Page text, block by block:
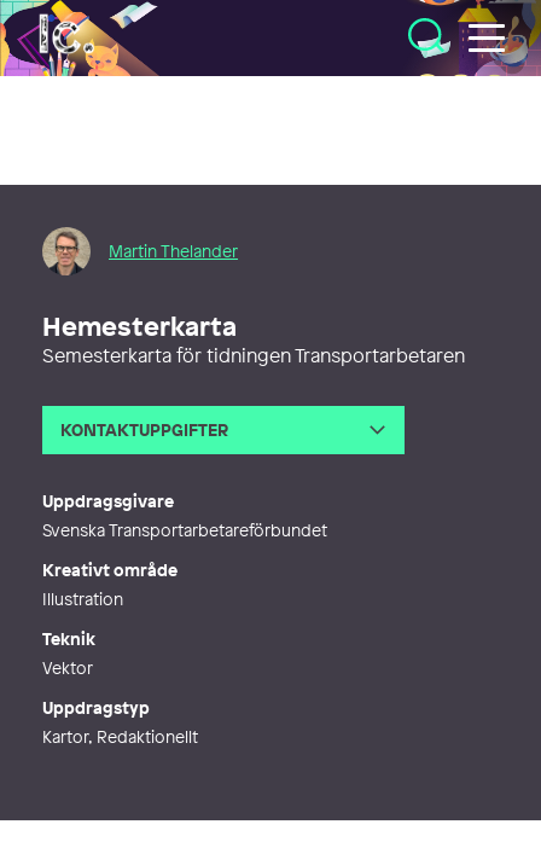
Illustratörcentrum
Martin Thelander
Hemesterkarta
Semesterkarta för tidningen Transportarbetaren
KONTAKTUPPGIFTER
ww.literarymaps.com
Uppdragsgivare
Svenska Transportarbetareförbundet
Kreativt område
Illustration
Teknik
Vektor
Uppdragstyp
Kartor, Redaktionellt